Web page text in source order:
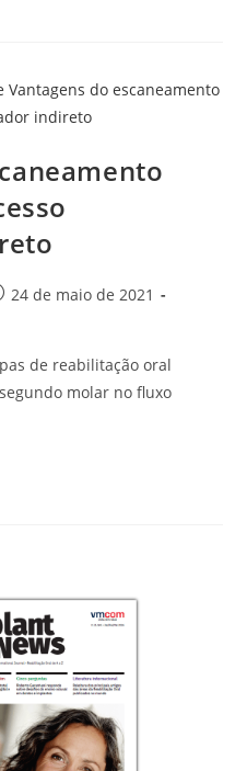
24 de maio de 2021
de reabilitação oral
molar no fluxo